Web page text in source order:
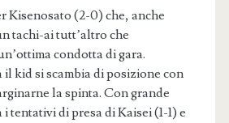
Kisenosato (2-0) che, anche
tachi-ai tutt’altro che
condotta di gara.
kid si scambia di posizione con
la spinta. Con grande
tentativi di presa di Kaisei (1-1) e